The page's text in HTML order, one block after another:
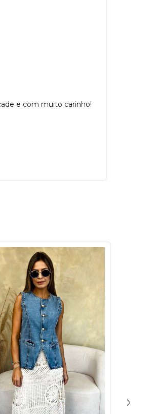
e com muito carinho!